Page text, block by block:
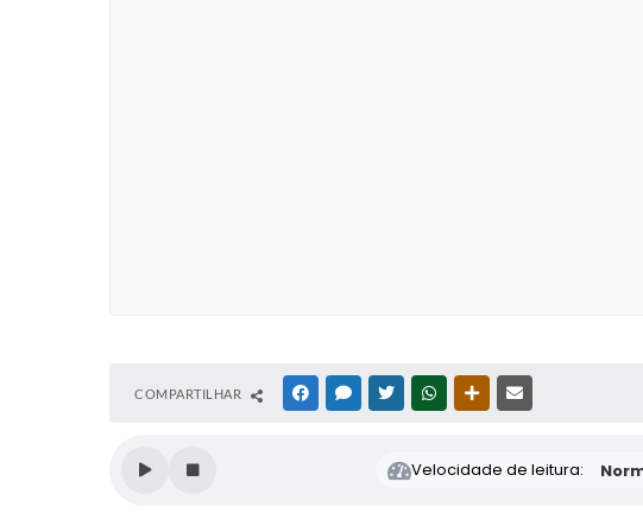
COMPARTILHAR FACEBOOKMESSENGER
TWITTERWHATSAPPOUTRAS MÍDIAS
Velocidade de leitura: